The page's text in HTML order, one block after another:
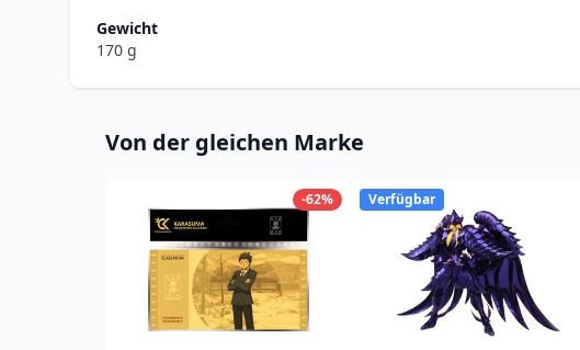
Gewicht
170 g
Von der gleichen Marke
-62% Verfügbar